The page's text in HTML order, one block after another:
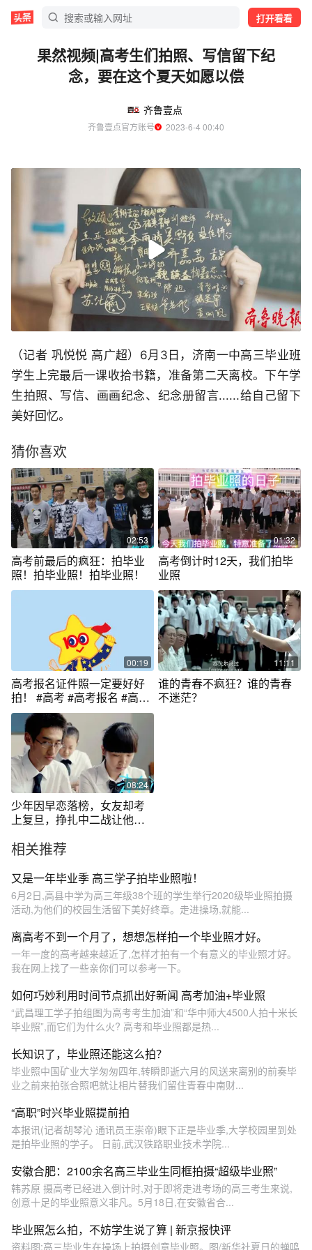
打开看看
果然视频|高考生们拍照、写信留下纪
念，要在这个夏天如愿以偿
齐鲁壹点
齐鲁壹点官方账号
  2023-6-4 00:40
（记者 巩悦悦 高广超）6月3日，济南一中高三毕业班
学生上完最后一课收拾书籍，准备第二天离校。下午学
生拍照、写信、画画纪念、纪念册留言......给自己留下
美好回忆。
猜你喜欢
02:53
高考前最后的疯狂：拍毕业
照！拍毕业照！拍毕业照！
01:32
高考倒计时12天，我们拍毕
业照
00:19
高考报名证件照一定要好好
拍！ #高考 #高考报名 #高三
#校园 #高中生
11:11
谁的青春不疯狂？谁的青春
不迷茫？
08:24
少年因早恋落榜，女友却考
上复旦，挣扎中二战让他明
相关推荐
又是一年毕业季 高三学子拍毕业照啦！
6月2日,高县中学为高三年级38个班的学生举行2020级毕业照拍摄
活动,为他们的校园生活留下美好终章。走进操场,就能...
离高考不到一个月了，想想怎样拍一个毕业照才好。
一年一度的高考越来越近了,怎样才拍有一个有意义的毕业照才好。
我在网上找了一些亲你们可以参考一下。
如何巧妙利用时间节点抓出好新闻 高考加油+毕业照
“武昌理工学子拍组图为高考考生加油”和“华中师大4500人拍十米长
毕业照”,而它们为什么火? 高考和毕业照都是热...
长知识了，毕业照还能这么拍？
毕业照中国矿业大学匆匆四年,转瞬即逝六月的风送来离别的前奏毕
业之前来拍张合照吧就让相片替我们留住青春中南财...
“高职”时兴毕业照提前拍
本报讯(记者胡琴沁 通讯员王崇帝)眼下正是毕业季,大学校园里到处
是拍毕业照的学子。 日前,武汉铁路职业技术学院...
安徽合肥：2100余名高三毕业生同框拍摄“超级毕业照”
韩苏原 摄高考已经进入倒计时,对于即将走进考场的高三考生来说,
创意十足的毕业照意义非凡。5月18日,在安徽省合...
毕业照怎么拍，不妨学生说了算 | 新京报快评
资料图:高三毕业生在操场上拍摄创意毕业照。图/新华社夏日的蝉鸣